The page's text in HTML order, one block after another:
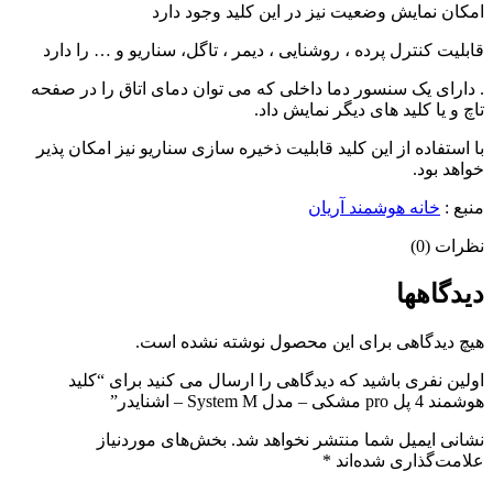
امکان نمایش وضعیت نیز در این کلید وجود دارد
قابلیت کنترل پرده ، روشنایی ، دیمر ، تاگل، سناریو و … را دارد
. دارای یک سنسور دما داخلی که می توان دمای اتاق را در صفحه
تاچ و یا کلید های دیگر نمایش داد.
با استفاده از این کلید قابلیت ذخیره سازی سناریو نیز امکان پذیر
خواهد بود.
منبع : خانه هوشمند آریان
نظرات (0)
دیدگاهها
هیچ دیدگاهی برای این محصول نوشته نشده است.
اولین نفری باشید که دیدگاهی را ارسال می کنید برای “کلید
هوشمند 4 پل pro مشکی – مدل System M – اشنایدر”
نشانی ایمیل شما منتشر نخواهد شد. بخش‌های موردنیاز
علامت‌گذاری شده‌اند *